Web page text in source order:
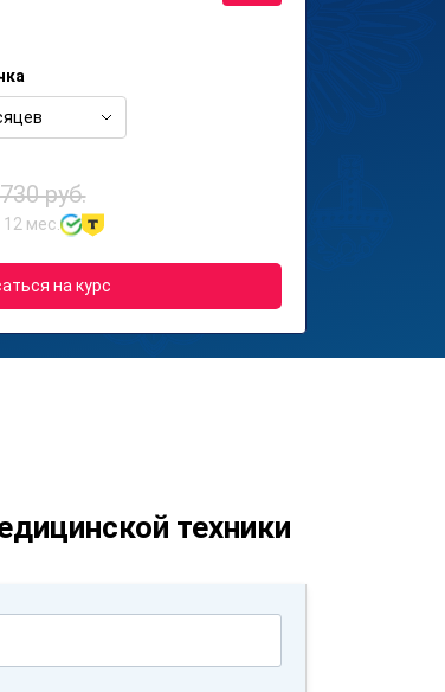
руб.
мес.
на курс
техники